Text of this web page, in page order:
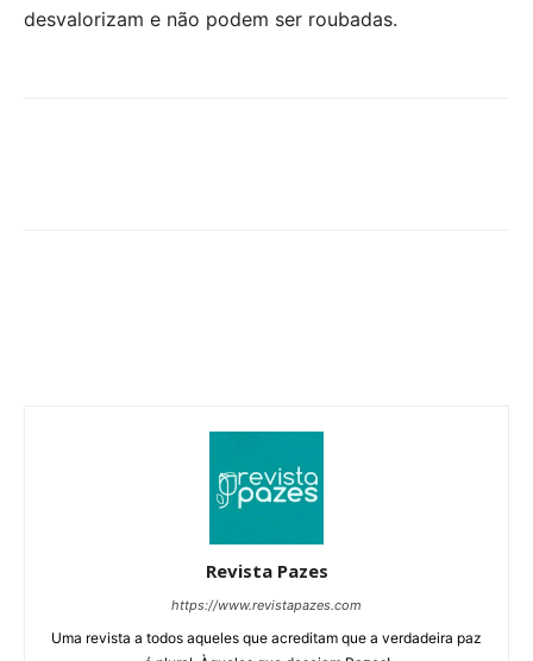
desvalorizam e não podem ser roubadas.
Revista Pazes
https://www.revistapazes.com
Uma revista a todos aqueles que acreditam que a verdadeira paz